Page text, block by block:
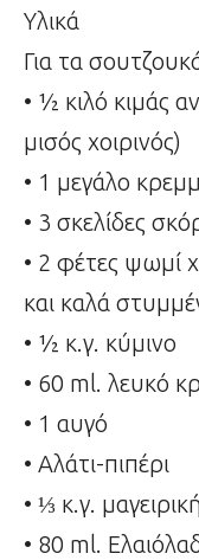
Υλικά
Για τα
• ½ κιλό κιμάς
μισός χοιρινός)
• 1 μεγάλο
• 3 σκελίδες
• 2 φέτες ψωμί
και καλά
• ½ κ.γ. κύμινο
• 60 ml. λευκό
• 1 αυγό
• Αλάτι-πιπέρι
• ⅓ κ.γ.
• 80 ml.